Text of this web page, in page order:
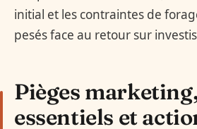
initial et les contraintes de
pesés face au retour sur
Pièges
essentiels et